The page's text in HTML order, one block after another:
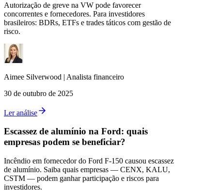
Autorização de greve na VW pode favorecer
concorrentes e fornecedores. Para investidores
brasileiros: BDRs, ETFs e trades táticos com gestão de
risco.
Aimee Silverwood | Analista financeiro
30 de outubro de 2025
Ler análise
Escassez de alumínio na Ford: quais
empresas podem se beneficiar?
Incêndio em fornecedor do Ford F-150 causou escassez
de alumínio. Saiba quais empresas — CENX, KALU,
CSTM — podem ganhar participação e riscos para
investidores.